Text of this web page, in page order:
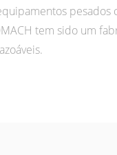
tem sido um